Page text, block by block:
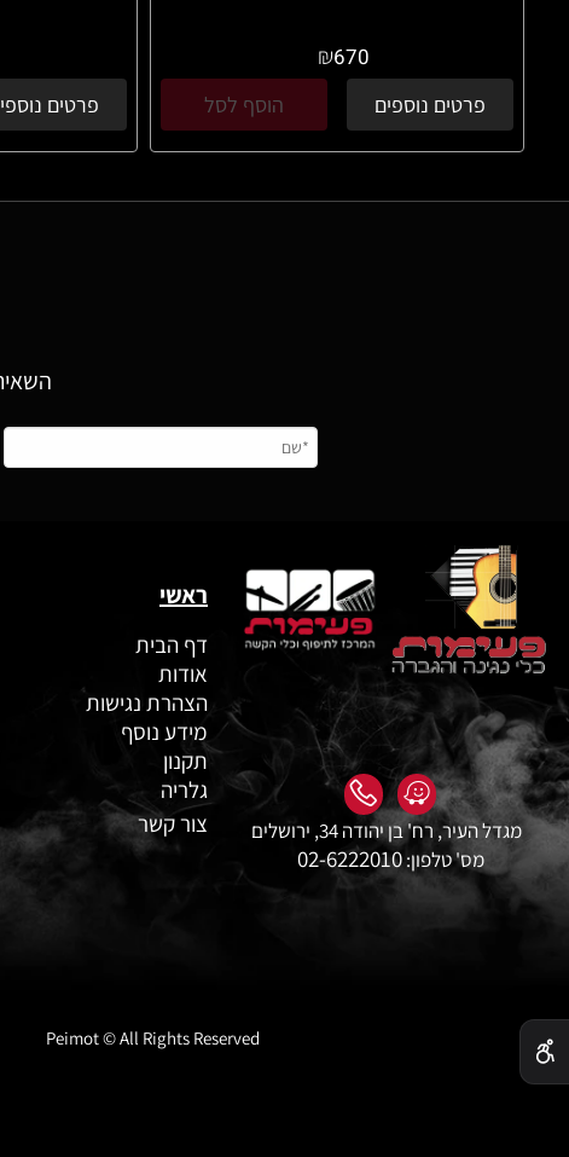
₪670
פרטים נוספים הוסף לסל פרטים
מגדל העיר, רח' בן יהודה 34, ירושלים
מס' טלפון:02-6222010
ראשי
דף הבית
אודות
הצהרת נגישות
מידע נוסף
תקנון
גלריה
צור קשר
Peimot © All Rights Reserved